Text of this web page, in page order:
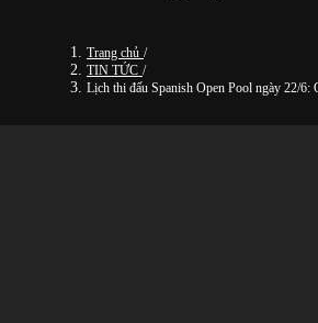
Trang chủ /
TIN TỨC /
Lịch thi đấu Spanish Open Pool ngày 22/6: